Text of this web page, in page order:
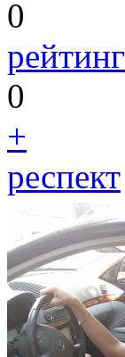
0
рейтинг
0
+
респект